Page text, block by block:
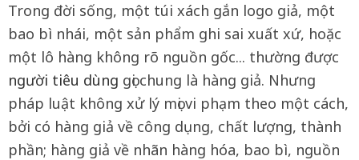
Trong đời sống, một túi xách gắn logo giả, một
bao bì nhái, một sản phẩm ghi sai xuất xứ, hoặc
một lô hàng không rõ nguồn gốc... thường được
người tiêu dùng gọi chung là hàng giả. Nhưng
pháp luật không xử lý mọi vi phạm theo một cách,
bởi có hàng giả về công dụng, chất lượng, thành
phần; hàng giả về nhãn hàng hóa, bao bì, nguồn